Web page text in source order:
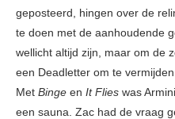
geposteerd, hingen over de
te doen met de aanhoudende
wellicht altijd zijn, maar om de
een Deadletter om te
Met Binge en It Flies was
een sauna. Zac had de vraag